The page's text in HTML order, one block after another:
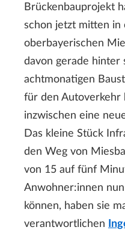
Brückenbauprojekt
schon jetzt mitten in
oberbayerischen
davon gerade hinter
achtmonatigen
für den Autoverkehr
inzwischen eine
Das kleine Stück
den Weg von
von 15 auf fünf
Anwohner:innen
können, haben sie
verantwortlichen